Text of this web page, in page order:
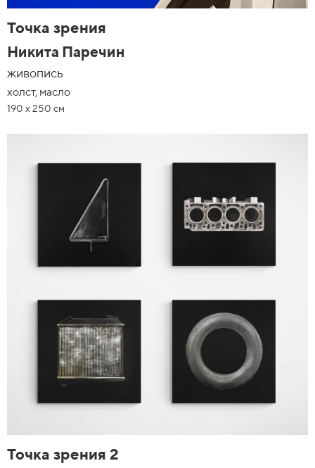
Точка зрения
Никита Паречин
живопись
холст, масло
190 х 250 см
Точка зрения 2